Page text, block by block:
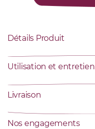
Détails Produit
Utilisation et entretien
Livraison
Nos engagements